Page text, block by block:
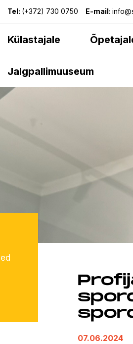
Tel: (+372) 730 0750 E-mail:
Külastajale
Jalgpallimuuseum
07.06.2024